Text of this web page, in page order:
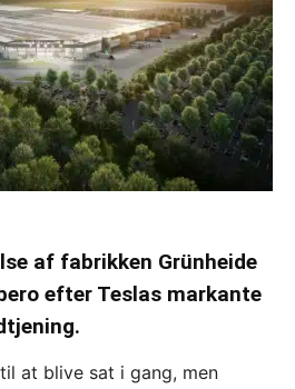
af fabrikken Grünheide
efter Teslas markante
at blive sat i gang, men